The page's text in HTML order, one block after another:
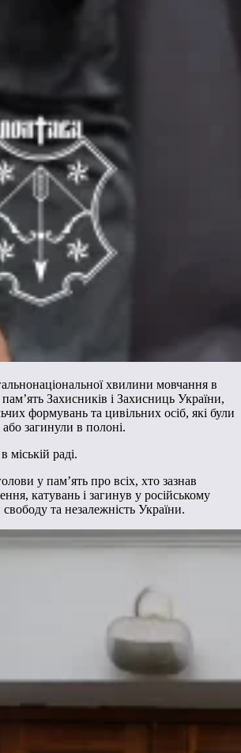
хвилини мовчання в
Захисників і Захисниць України,
формувань та цивільних осіб, які були
або загинули в полоні.
раді.
у пам’ять про всіх, хто зазнав
катувань і загинув у російському
та незалежність України.